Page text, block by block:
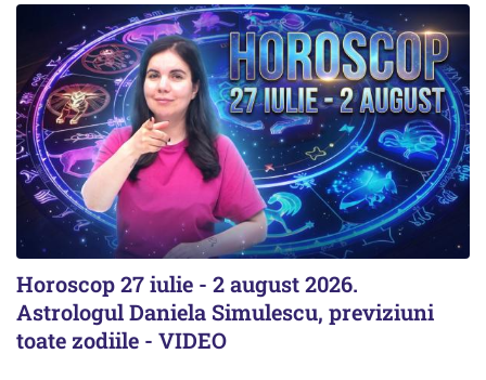
Horoscop 27 iulie - 2 august 2026.
Astrologul Daniela Simulescu, previziuni
toate zodiile - VIDEO